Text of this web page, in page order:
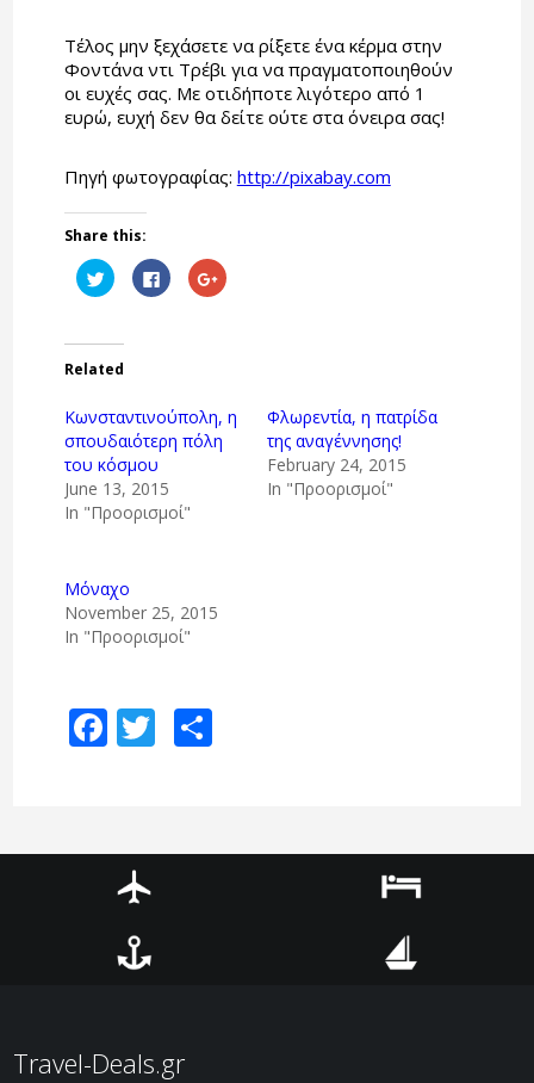
Τέλος μην ξεχάσετε να ρίξετε ένα κέρμα στην
Φοντάνα ντι Τρέβι για να πραγματοποιηθούν
οι ευχές σας. Με οτιδήποτε λιγότερο από 1
ευρώ, ευχή δεν θα δείτε ούτε στα όνειρα σας!
Πηγή φωτογραφίας: http://pixabay.com
Share this:
Click
to
share
(Opens
new
Click
to
share
Click
to
Related
Κωνσταντινούπολη, η
σπουδαιότερη πόλη
του κόσμου
June 13, 2015
In "Προορισμοί"
Φλωρεντία, η πατρίδα
της αναγέννησης!
February 24, 2015
In "Προορισμοί"
Μόναχο
November 25, 2015
In "Προορισμοί"
Facebook
Twitter
Share
Travel-Deals.gr